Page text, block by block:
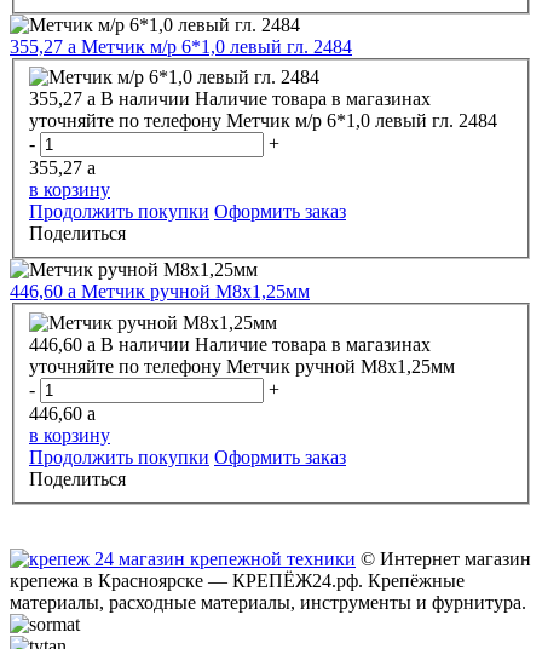
355,27 a Метчик м/р 6*1,0 левый гл. 2484
355,27 a В наличии Наличие товара в магазинах
уточняйте по телефону
Метчик м/р 6*1,0 левый гл. 2484
-
+
355,27 a
в корзину
Продолжить покупки Оформить заказ
Поделиться
446,60 a Метчик ручной М8х1,25мм
446,60 a В наличии Наличие товара в магазинах
уточняйте по телефону Метчик ручной М8х1,25мм
-
+
446,60 a
в корзину
Продолжить покупки Оформить заказ
Поделиться
© Интернет магазин
крепежа в Красноярске — КРЕПЁЖ24.рф. Крепёжные
материалы, расходные материалы, инструменты и фурнитура.